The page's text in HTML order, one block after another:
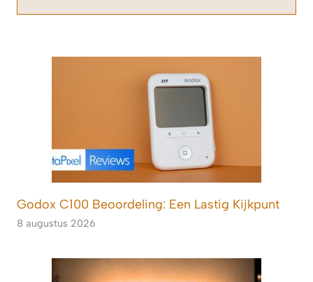
Godox C100 Beoordeling: Een Lastig Kijkpunt
8 augustus 2026